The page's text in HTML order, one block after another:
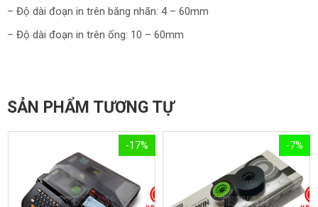
– Độ dài đoạn in trên băng nhãn: 4 – 60mm
– Độ dài đoạn in trên ống: 10 – 60mm
SẢN PHẨM TƯƠNG TỰ
-17% -7%